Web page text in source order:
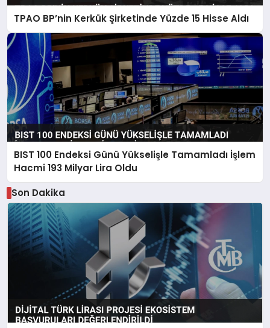
TPAO BP’nin Kerkük Şirketinde Yüzde 15 Hisse Aldı
BIST 100 Endeksi Günü Yükselişle Tamamladı İşlem
Hacmi 193 Milyar Lira Oldu
Son Dakika